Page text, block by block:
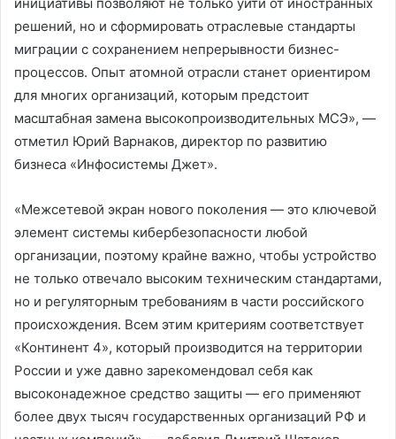
решений, но и сформировать отраслевые стандарты
миграции с сохранением непрерывности бизнес-
процессов. Опыт атомной отрасли станет ориентиром
для многих организаций, которым предстоит
масштабная замена высокопроизводительных МСЭ», —
отметил Юрий Варнаков, директор по развитию
бизнеса «Инфосистемы Джет».
«Межсетевой экран нового поколения — это ключевой
элемент системы кибербезопасности любой
организации, поэтому крайне важно, чтобы устройство
не только отвечало высоким техническим стандартами,
но и регуляторным требованиям в части российского
происхождения. Всем этим критериям соответствует
«Континент 4», который производится на территории
России и уже давно зарекомендовал себя как
высоконадежное средство защиты — его применяют
более двух тысяч государственных организаций РФ и